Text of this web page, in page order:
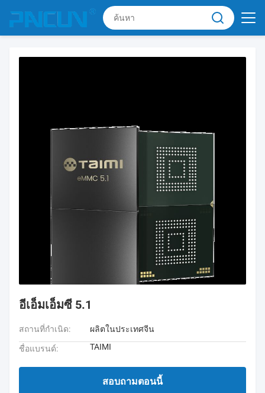
อีเอ็มเอ็มซี 5.1
สถานที่กำเนิด: ผลิตในประเทศจีน
ชื่อแบรนด์: TAIMI
สอบถามตอนนี้